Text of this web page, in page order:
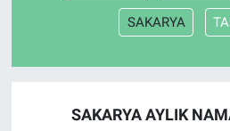
SAKARYA
SAKARYA AYLIK